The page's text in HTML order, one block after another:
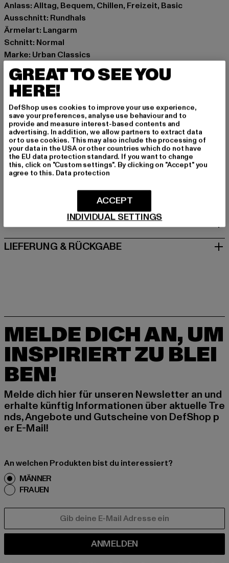
Anlass: Alltag, Bequem, Chillen, Freizeit, Basic
Ausschnitt: Rundhals
Ärmelart: Langarm
Schnitt: Normal
Marke: Urban Classics
Kat.: Pullover
Farbe: violet
Hersteller Farbe: dustylilac
Materialzusammensetzung: 100% Baumwolle
Art.Nr: TB6663-14120
Hersteller: TB International GmbH |info@tbint.de
Dr.-Robert-Murjahn-Straße 7 | 64372 Ober-Ramstadt |
DE
GRÖSSE & PASSFORM
PFLEGEHINWEISE
LIEFERUNG & RÜCKGABE
MELDE DICH AN, UM
INSPIRIERT ZU BLEI
BEN!
Melde dich hier für unseren Newsletter an und
erhalte künftig Informationen über aktuelle Tre
nds, Angebote und Gutscheine von DefShop p
er E-Mail!
An welchen Produkten bist du interessiert?
MÄNNER
FRAUEN
ANMELDEN
GREAT TO SEE YOU
HERE!
DefShop uses cookies to improve your use experience,
save your preferences, analyse use behaviour and to
provide and measure interest-based contents and
advertising. In addition, we allow partners to extract data
or to use cookies. This may also include the processing of
your data in the USA or other countries which do not have
the EU data protection standard. If you want to change
this, click on "Custom settings". By clicking on "Accept" you
agree to this. Data protection
INDIVIDUAL SETTINGS
ACCEPT